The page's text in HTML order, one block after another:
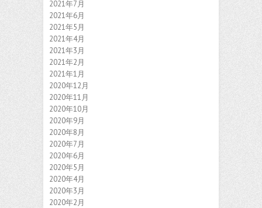
2021年7月
2021年6月
2021年5月
2021年4月
2021年3月
2021年2月
2021年1月
2020年12月
2020年11月
2020年10月
2020年9月
2020年8月
2020年7月
2020年6月
2020年5月
2020年4月
2020年3月
2020年2月